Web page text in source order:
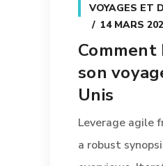
VOYAGES ET
14 MARS
son
Unis
Leverage agile
a robust